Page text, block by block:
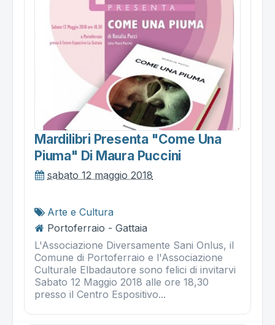
Mardilibri Presenta "come Una
Piuma" Di Maura Puccini
sabato 12 maggio 2018
Arte e Cultura
Portoferraio - Gattaia
L'Associazione Diversamente Sani Onlus, il
Comune di Portoferraio e l'Associazione
Culturale Elbadautore sono felici di invitarvi
Sabato 12 Maggio 2018 alle ore 18,30
presso il Centro Espositivo...